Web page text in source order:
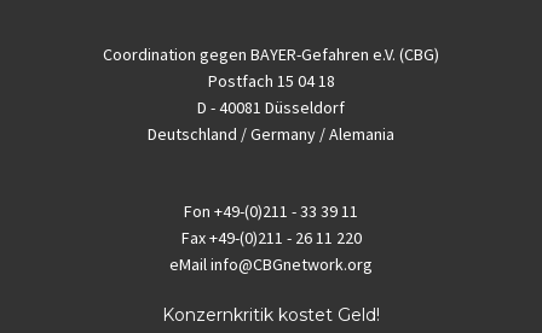
Coordination gegen BAYER-Gefahren e.V. (CBG)
Postfach 15 04 18
D - 40081 Düsseldorf
Deutschland / Germany / Alemania
Fon +49-(0)211 - 33 39 11
Fax+49-(0)211 - 26 11 220
eMailinfo@CBGnetwork.org
Konzernkritik kostet Geld!